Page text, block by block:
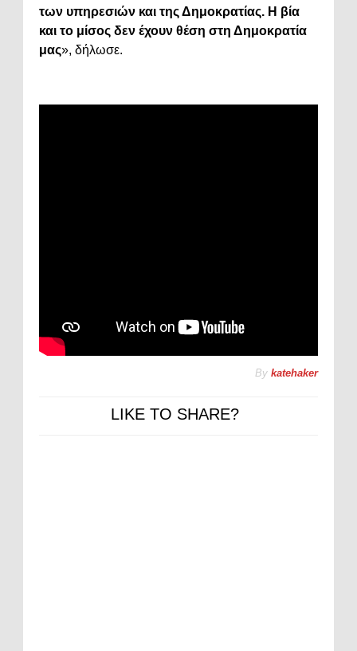
των υπηρεσιών και της Δημοκρατίας. Η βία
και το μίσος δεν έχουν θέση στη Δημοκρατία
μας», δήλωσε.
By katehaker
LIKE TO SHARE?